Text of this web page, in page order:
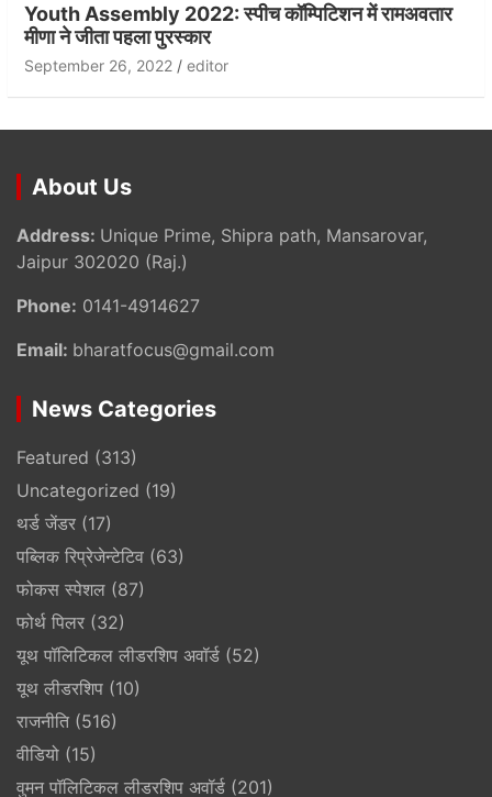
Youth Assembly 2022: स्पीच कॉम्पिटिशन में रामअवतार
मीणा ने जीता पहला पुरस्कार
September 26, 2022 editor
About Us
Address: Unique Prime, Shipra path, Mansarovar,
Jaipur 302020 (Raj.)
Phone: 0141-4914627
Email: bharatfocus@gmail.com
News Categories
Featured (313)
Uncategorized (19)
थर्ड जेंडर (17)
पब्लिक रिप्रेजेन्टेटिव (63)
फोकस स्पेशल (87)
फोर्थ पिलर (32)
यूथ पॉलिटिकल लीडरशिप अवॉर्ड (52)
यूथ लीडरशिप (10)
राजनीति (516)
वीडियो (15)
वुमन पॉलिटिकल लीडरशिप अवॉर्ड (201)